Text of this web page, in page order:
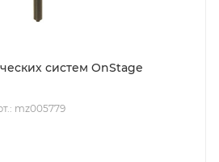
систем OnStage
mz005779